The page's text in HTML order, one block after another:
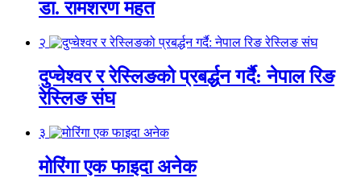
डा. रामशरण महत
२
दुप्चेश्वर र रेस्लिङको प्रबर्द्धन गर्दै: नेपाल रिङ
रेस्लिङ संघ
३
मोरिंगा एक फाइदा अनेक